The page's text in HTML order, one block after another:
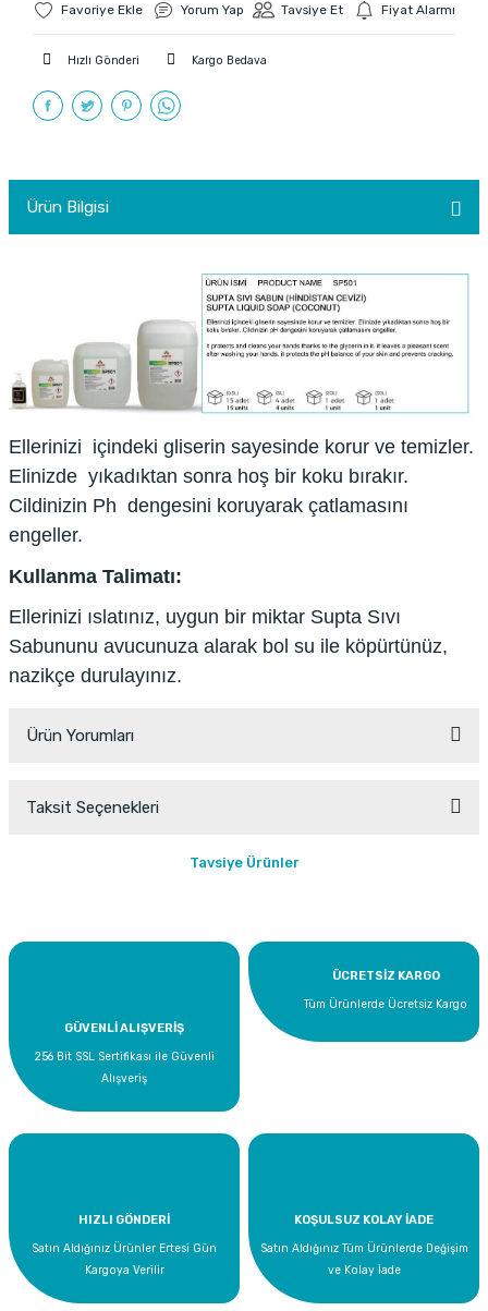
Yorum Yap Tavsiye Et Fiyat Alarmı
Hızlı Gönderi Kargo Bedava
Ürün Bilgisi
Ellerinizi içindeki gliserin sayesinde korur ve temizler.
Elinizde yıkadıktan sonra hoş bir koku bırakır.
Cildinizin Ph dengesini koruyarak çatlamasını
engeller.
Kullanma Talimatı:
Ellerinizi ıslatınız, uygun bir miktar Supta Sıvı
Sabununu avucunuza alarak bol su ile köpürtünüz,
nazikçe durulayınız.
Ürün Yorumları
Taksit Seçenekleri
Tavsiye Ürünler
249,00 TL
GÜVENLİ ALIŞVERİŞ
256 Bit SSL Sertifikası ile Güvenli
Alışveriş
ÜCRETSİZ KARGO
Tüm Ürünlerde Ücretsiz Kargo
HIZLI GÖNDERİ
Satın Aldığınız Ürünler Ertesi Gün
Kargoya Verilir
KOŞULSUZ KOLAY İADE
Satın Aldığınız Tüm Ürünlerde Değişim
ve Kolay İade